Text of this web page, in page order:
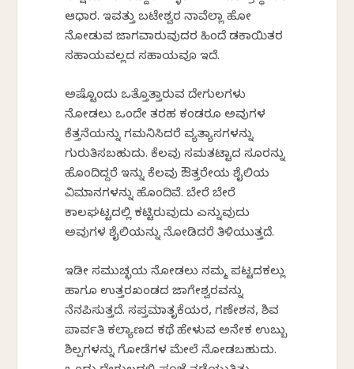
ಆಧಾರ. ಇವತ್ತು ಬಟೇಶ್ವರ ನಾವೆಲ್ಲಾ ಹೋಗಿ
ನೋಡುವ ಜಾಗವಾಗಿರುವುದರ ಹಿಂದೆ ಡಕಾಯಿತರ
ಸಹಾಯವಲ್ಲದ ಸಹಾಯವೂ ಇದೆ.
ಅಷ್ಟೊಂದು ಒತ್ತೊತ್ತಾಗಿರುವ ದೇಗುಲಗಳು
ನೋಡಲು ಒಂದೇ ತರಹ ಕಂಡರೂ ಅವುಗಳ
ಕೆತ್ತನೆಯನ್ನು ಗಮನಿಸಿದರೆ ವ್ಯತ್ಯಾಸಗಳನ್ನು
ಗುರುತಿಸಬಹುದು. ಕೆಲವು ಸಮತಟ್ಟಾದ ಸೂರನ್ನು
ಹೊಂದಿದ್ದರೆ ಇನ್ನು ಕೆಲವು ಔತ್ತರೇಯ ಶೈಲಿಯ
ವಿಮಾನಗಳನ್ನು ಹೊಂದಿವೆ. ಬೇರೆ ಬೇರೆ
ಕಾಲಘಟ್ಟದಲ್ಲಿ ಕಟ್ಟಿರುವುದು ಎನ್ನುವುದು
ಅವುಗಳ ಶೈಲಿಯನ್ನು ನೋಡಿದರೆ ತಿಳಿಯುತ್ತದೆ.
ಇಡೀ ಸಮುಚ್ಛಯ ನೋಡಲು ನಮ್ಮ ಪಟ್ಟದಕಲ್ಲು
ಹಾಗೂ ಉತ್ತರಖಂಡದ ಜಾಗೇಶ್ವರವನ್ನು
ನೆನಪಿಸುತ್ತದೆ. ಸಪ್ತಮಾತೃಕೆಯರ, ಗಣೇಶನ, ಶಿವ
ಪಾರ್ವತಿ ಕಲ್ಯಾಣದ ಕಥೆ ಹೇಳುವ ಅನೇಕ ಉಬ್ಬು
ಶಿಲ್ಪಗಳನ್ನು ಗೋಡೆಗಳ ಮೇಲೆ ನೋಡಬಹುದು.